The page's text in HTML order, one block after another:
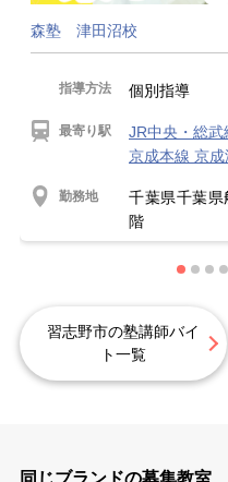
森塾 津田沼校
指導方法 個別指導
最寄り駅
JR中央・総
京成本線 京成
勤務地
千葉県千葉
階
習志野市の塾講師バイ
ト一覧